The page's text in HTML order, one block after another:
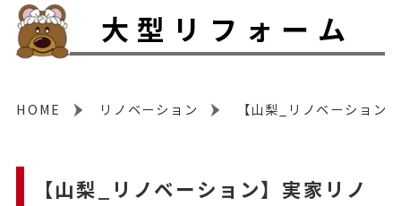
大型リフォーム
HOME リノベーション 【山梨_リノベーション
【山梨_リノベーション】実家リノ